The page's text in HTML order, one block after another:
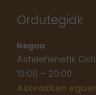
Ordutegiak
Negua
Astelehenetik
10:00 – 20:00
Asteazken